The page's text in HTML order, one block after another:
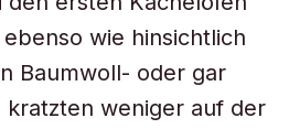
wie hinsichtlich
Baumwoll- oder gar
kratzten weniger auf der